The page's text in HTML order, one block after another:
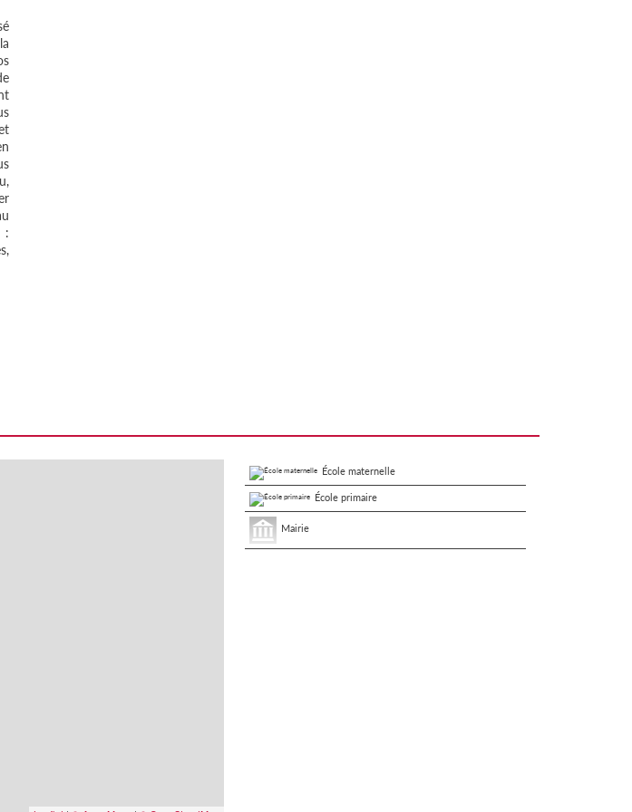
:
École maternelle
École primaire
Mairie